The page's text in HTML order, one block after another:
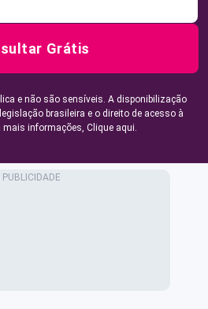
Grátis
e não são sensíveis. A disponibilização
brasileira e o direito de acesso à
mais informações, Clique aqui.